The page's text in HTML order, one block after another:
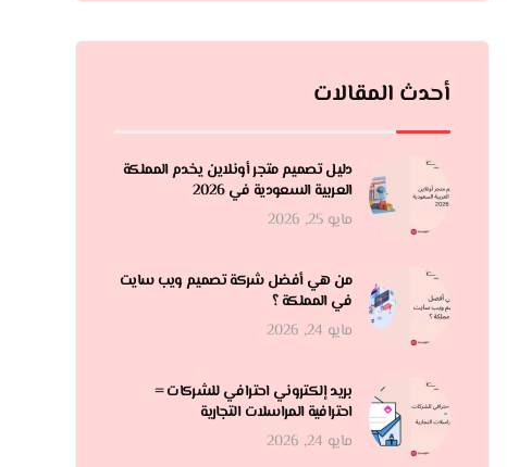
أحدث المقالات
دليل تصميم متجر أونلاين يخدم المملكة
العربية السعودية في 2026
مايو 25, 2026
من هي أفضل شركة تصميم ويب سايت
في المملكة ؟
مايو 24, 2026
بريد إلكتروني احترافي للشركات =
احترافية المراسلات التجارية
مايو 24, 2026